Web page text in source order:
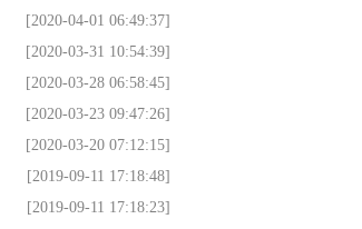
[2020-04-01 06:49:37]
[2020-03-31 10:54:39]
[2020-03-28 06:58:45]
[2020-03-23 09:47:26]
[2020-03-20 07:12:15]
[2019-09-11 17:18:48]
[2019-09-11 17:18:23]